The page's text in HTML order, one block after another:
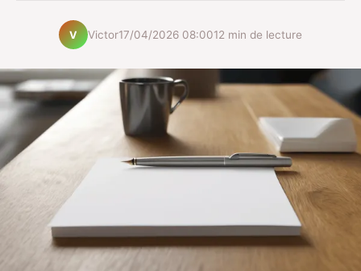
V Victor17/04/2026 08:0012 min de lecture